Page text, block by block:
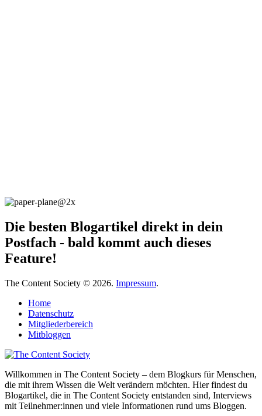
Die besten Blogartikel direkt in dein
Postfach - bald kommt auch dieses
Feature!
The Content Society © 2026. Impressum.
Home
Datenschutz
Mitgliederbereich
Mitbloggen
Willkommen in The Content Society – dem Blogkurs für Menschen,
die mit ihrem Wissen die Welt verändern möchten. Hier findest du
Blogartikel, die in The Content Society entstanden sind, Interviews
mit Teilnehmer:innen und viele Informationen rund ums Bloggen.